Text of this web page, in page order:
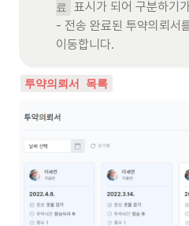
료
표시가 되어 구분하기
- 전송 완료된 투약의뢰서
이동합니다.
투약의뢰서 목록